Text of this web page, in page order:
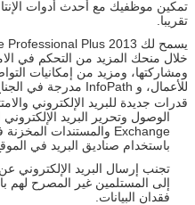
تمكين موظفيك مع أحدث أدوات
تقريبا.
خلال منحك المزيد من التحكم في
ومشاركتها، ومزيد من إمكانيات
للأعمال، و InfoPath مدرجة في الجناح.
قدرات جديدة للبريد الإلكتروني
الوصول وتحرير البريد
باستخدام صناديق البريد في
تجنب إرسال البريد
إلى المستلمين غير المصرح لهم
فقدان البيانات.